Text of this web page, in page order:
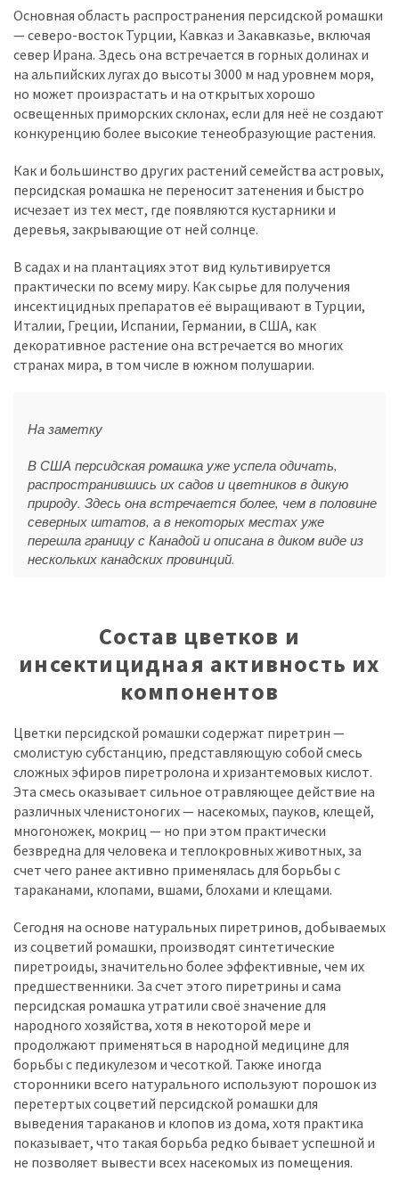
Основная область распространения персидской ромашки
— северо-восток Турции, Кавказ и Закавказье, включая
север Ирана. Здесь она встречается в горных долинах и
на альпийских лугах до высоты 3000 м над уровнем моря,
но может произрастать и на открытых хорошо
освещенных приморских склонах, если для неё не создают
конкуренцию более высокие тенеобразующие растения.
Как и большинство других растений семейства астровых,
персидская ромашка не переносит затенения и быстро
исчезает из тех мест, где появляются кустарники и
деревья, закрывающие от ней солнце.
В садах и на плантациях этот вид культивируется
практически по всему миру. Как сырье для получения
инсектицидных препаратов её выращивают в Турции,
Италии, Греции, Испании, Германии, в США, как
декоративное растение она встречается во многих
странах мира, в том числе в южном полушарии.
На заметку
В США персидская ромашка уже успела одичать,
распространившись их садов и цветников в дикую
природу. Здесь она встречается более, чем в половине
северных штатов, а в некоторых местах уже
перешла границу с Канадой и описана в диком виде из
нескольких канадских провинций.
Состав цветков и
инсектицидная активность их
компонентов
Цветки персидской ромашки содержат пиретрин —
смолистую субстанцию, представляющую собой смесь
сложных эфиров пиретролона и хризантемовых кислот.
Эта смесь оказывает сильное отравляющее действие на
различных членистоногих — насекомых, пауков, клещей,
многоножек, мокриц — но при этом практически
безвредна для человека и теплокровных животных, за
счет чего ранее активно применялась для борьбы с
тараканами, клопами, вшами, блохами и клещами.
Сегодня на основе натуральных пиретринов, добываемых
из соцветий ромашки, производят синтетические
пиретроиды, значительно более эффективные, чем их
предшественники. За счет этого пиретрины и сама
персидская ромашка утратили своё значение для
народного хозяйства, хотя в некоторой мере и
продолжают применяться в народной медицине для
борьбы с педикулезом и чесоткой. Также иногда
сторонники всего натурального используют порошок из
перетертых соцветий персидской ромашки для
выведения тараканов и клопов из дома, хотя практика
показывает, что такая борьба редко бывает успешной и
не позволяет вывести всех насекомых из помещения.